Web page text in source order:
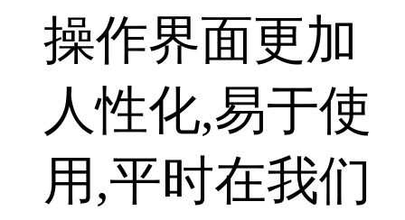
操作界面更加
人性化,易于使
用,平时在我们